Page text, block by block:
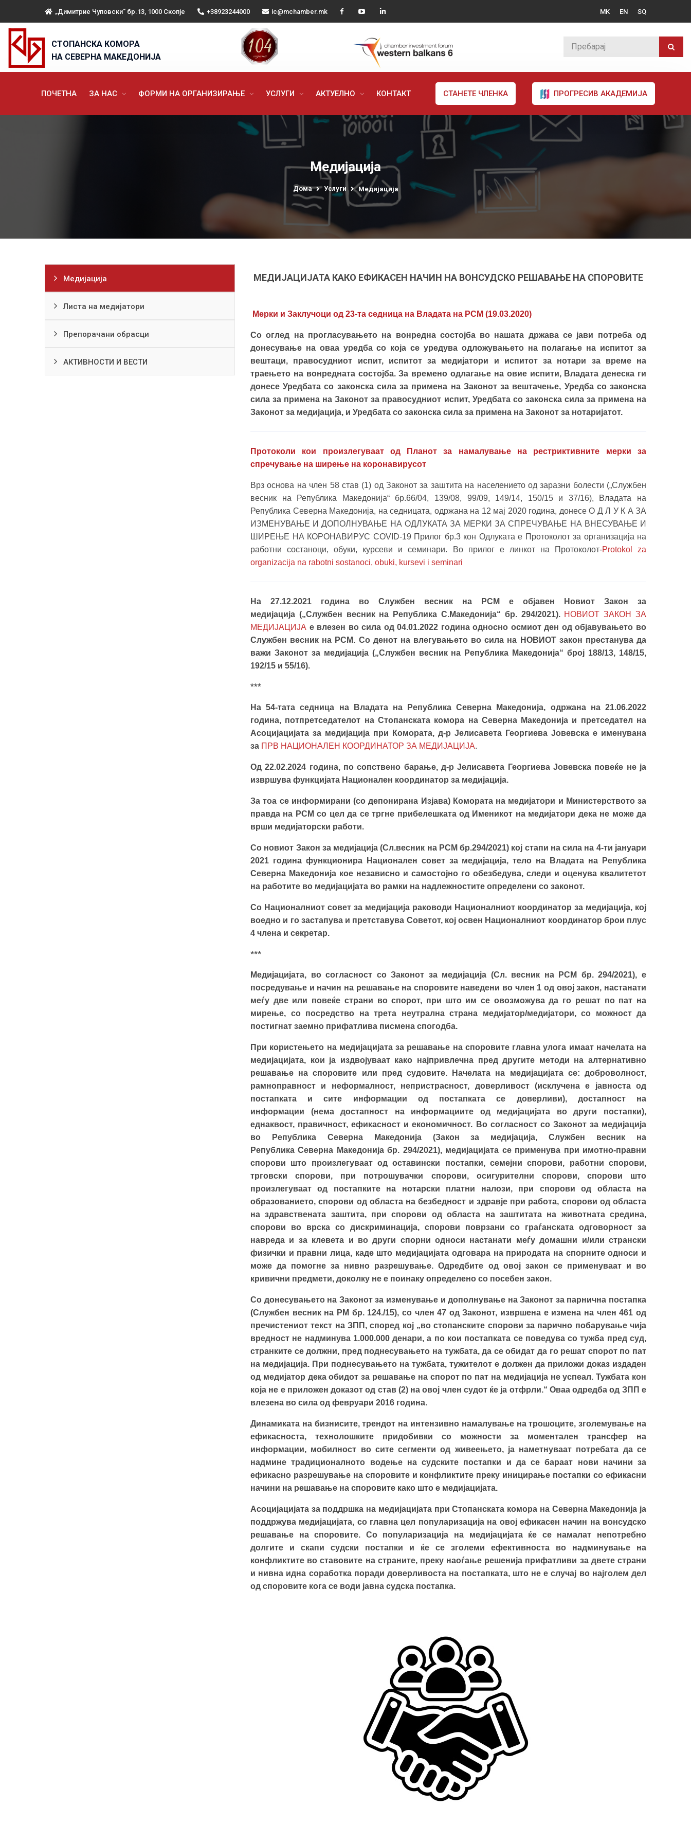
„Димитрие Чуповски“ бр.13, 1000 Скопје +38923244000 ic@mchamber.mk MK EN SQ
СТОПАНСКА КОМОРА
НА СЕВЕРНА МАКЕДОНИЈА
ПОЧЕТНА ЗА НАС ФОРМИ НА ОРГАНИЗИРАЊЕ УСЛУГИ АКТУЕЛНО КОНТАКТ СТАНЕТЕ ЧЛЕНКА ПРОГРЕСИВ АКАДЕМИЈА
Медијација
Дома Услуги Медијација
Медијација
Листа на медијатори
Препорачани обрасци
АКТИВНОСТИ И ВЕСТИ
МЕДИЈАЦИЈАТА КАКО ЕФИКАСЕН НАЧИН НА ВОНСУДСКО РЕШАВАЊЕ НА СПОРОВИТЕ
Мерки и Заклучоци од 23-та седница на Владата на РСМ (19.03.2020)
Со оглед на прогласувањето на вонредна состојба во нашата држава се јави потреба од
донесување на оваа уредба со која се уредува одложувањето на полагање на испитот за
вештаци, правосудниот испит, испитот за медијатори и испитот за нотари за време на
траењето на вонредната состојба. За времено одлагање на овие испити, Владата денеска ги
донесе Уредбата со законска сила за примена на Законот за вештачење, Уредба со законска
сила за примена на Законот за правосудниот испит, Уредбата со законска сила за примена на
Законот за медијација, и Уредбата со законска сила за примена на Законот за нотаријатот.
Протоколи кои произлегуваат од Планот за намалување на рестриктивните мерки за
спречување на ширење на коронавирусот
Врз основа на член 58 став (1) од Законот за заштита на населението од заразни болести („Службен
весник на Република Македонија“ бр.66/04, 139/08, 99/09, 149/14, 150/15 и 37/16), Владата на
Република Северна Македонија, на седницата, одржана на 12 мај 2020 година, донесе О Д Л У К А ЗА
ИЗМЕНУВАЊЕ И ДОПОЛНУВАЊЕ НА ОДЛУКАТА ЗА МЕРКИ ЗА СПРЕЧУВАЊЕ НА ВНЕСУВАЊЕ И
ШИРЕЊЕ НА КОРОНАВИРУС COVID-19 Прилог бр.3 кон Одлуката е Протоколот за организација на
работни состаноци, обуки, курсеви и семинари. Во прилог е линкот на Протоколот-Protokol za
organizacija na rabotni sostanoci, obuki, kursevi i seminari
На 27.12.2021 година во Службен весник на РСМ е објавен Новиот Закон за
медијација („Службен весник на Република С.Мaкедонија“ бр. 294/2021). НОВИОТ ЗАКОН ЗА
МЕДИЈАЦИЈА е влезен во сила од 04.01.2022 година односно осмиот ден од објавувањето во
Службен весник на РСМ. Со денот на влегувањето во сила на НОВИОТ закон престанува да
важи Законот за медијација („Службен весник на Република Македонија“ број 188/13, 148/15,
192/15 и 55/16).
***
На 54-тата седница на Владата на Република Северна Македонија, одржана на 21.06.2022
година, потпретседателот на Стопанската комора на Северна Македонија и претседател на
Асоцијацијата за медијација при Комората, д-р Јелисавета Георгиева Јовевска е именувана
за ПРВ НАЦИОНАЛЕН КООРДИНАТОР ЗА МЕДИЈАЦИЈА.
Од 22.02.2024 година, по сопствено барање, д-р Јелисавета Георгиева Јовевска повеќе не ја
извршува функцијата Национален координатор за медијација.
За тоа се информирани (со депонирана Изјава) Комората на медијатори и Министерството за
правда на РСМ со цел да се тргне прибелешката од Именикот на медијатори дека не може да
врши медијаторски работи.
Со новиот Закон за медијација (Сл.весник на РСМ бр.294/2021) кој стапи на сила на 4-ти јануари
2021 година функционира Национален совет за медијација, тело на Владата на Република
Северна Македонија кое независно и самостојно го обезбедува, следи и оценува квалитетот
на работите во медијацијата во рамки на надлежностите определени со законот.
Со Националниот совет за медијација раководи Националниот координатор за медијација, кој
воедно и го застапува и претставува Советот, кој освен Националниот координатор брои плус
4 члена и секретар.
***
Медијацијата, во согласност со Законот за медијација (Сл. весник на РСМ бр. 294/2021), е
посредување и начин на решавање на споровите наведени во член 1 од овој закон, настанати
меѓу две или повеќе страни во спорот, при што им се овозможува да го решат по пат на
мирење, со посредство на трета неутрална страна медијатор/медијатори, со можност да
постигнат заемно прифатлива писмена спогодба.
При користењето на медијацијата за решавање на споровите главна улога имаат начелата на
медијацијата, кои ја издвојуваат како најпривлечна преддругите методи на алтернативно
решавање на споровите или пред судовите. Начелата на медијацијатасе: доброволност,
рамноправност и неформалност, непристрасност, доверливост(исклучена е јавноста од
постапката и сите информации од постапката се доверливи),достапност на
информации (нема достапност на информациите од медијацијата во други постапки),
еднаквост, правичност, ефикасност и економичност. Во согласност со Законот за медијација
во Република Северна Македонија (Закон за медијација, Службен весник на
Република Северна Мaкедонија бр. 294/2021), медијацијата се применува при имотно-правни
спорови што произлегуваат од оставински постапки, семејни спорови, работни спорови,
трговски спорови, при потрошувачки спорови, осигурителни спорови, спорови што
произлегуваат од постапките на нотарски платни налози, при спорови од областа на
образованието, спорови од областа на безбедност и здравје при работа, спорови од областа
на здравствената заштита, при спорови од областа на заштитата на животната средина,
спорови во врска со дискриминација, спорови поврзани со граѓанската одговорност за
навреда и за клевета и во други спорни односи настанати меѓу домашни и/или странски
физички и правни лица, каде што медијацијата одговара на природата на спорните односи и
може да помогне за нивно разрешување. Одредбите од овој закон се применуваат и во
кривични предмети, доколку не е поинаку определено со посебен закон.
Со донесувањето на Законот за изменување и дополнување на Законот за парнична постапка
(Службен весник на РМ бр. 124./15), со член 47 од Законот, извршена е измена на член 461 од
пречистениот текст на ЗПП, според кој „во стопанските спорови за парично побарување чија
вредност не надминува 1.000.000 денари, а по кои постапката се поведува со тужба пред суд,
странките се должни, пред поднесувањето на тужбата, да се обидат да го решат спорот по пат
на медијација. При поднесувањето на тужбата, тужителот е должен да приложи доказ издаден
од медијатор дека обидот за решавање на спорот по пат на медијација не успеал. Тужбата кон
која не е приложен доказот од став (2) на овој член судот ќе ја отфрли.“ Оваа одредба од ЗПП е
влезена во сила од февруари 2016 година.
Динамиката на бизнисите, трендот на интензивно намалување на трошоците, зголемување на
ефикасноста, технолошките придобивки со можности за моментален трансфер на
информации, мобилност во сите сегменти од живеењето, ја наметнуваат потребата да се
надмине традиционалното водење на судските постапки и да се бараат нови начини за
ефикасно разрешување на споровите и конфликтите преку иницирање постапки со ефикасни
начини на решавање на споровите како што е медијацијата.
Асоцијацијата за поддршка на медијацијата при Стопанската комора на Северна Македонија ја
поддржува медијацијата, со главна цел популаризација на овој ефикасен начин на вонсудско
решавање на споровите. Со популаризација на медијацијата ќе се намалат непотребно
долгите и скапи судски постапки и ќе се зголеми ефективноста во надминување на
конфликтите во ставовите на страните, преку наоѓање решенија прифатливи за двете страни
и нивна идна соработка поради доверливоста на постапката, што не е случај во најголем дел
од споровите кога се води јавна судска постапка.